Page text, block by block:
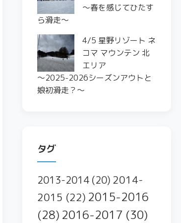
〜春を感じてひたす
ら滑走〜
4/5 星野リゾート ネ
コマ マウンテン 北
エリア
〜2025-2026シーズンアウトと
娘初滑走？〜
タグ
2013-2014 (20) 2014-
2015 (22) 2015-2016
(28) 2016-2017 (30)